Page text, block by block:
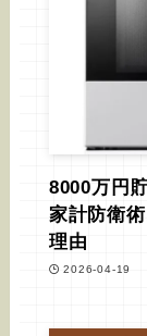
8000万円
家計防衛
理由
2026-04-19